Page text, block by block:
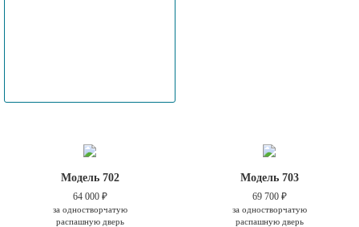
Модель 702
64 000 ₽
за одностворчатую
распашную дверь
Модель 703
69 700 ₽
за одностворчатую
распашную дверь